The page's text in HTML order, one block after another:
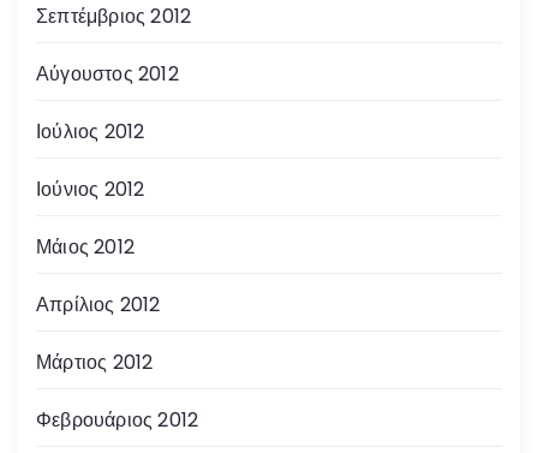
Σεπτέμβριος 2012
Αύγουστος 2012
Ιούλιος 2012
Ιούνιος 2012
Μάιος 2012
Απρίλιος 2012
Μάρτιος 2012
Φεβρουάριος 2012